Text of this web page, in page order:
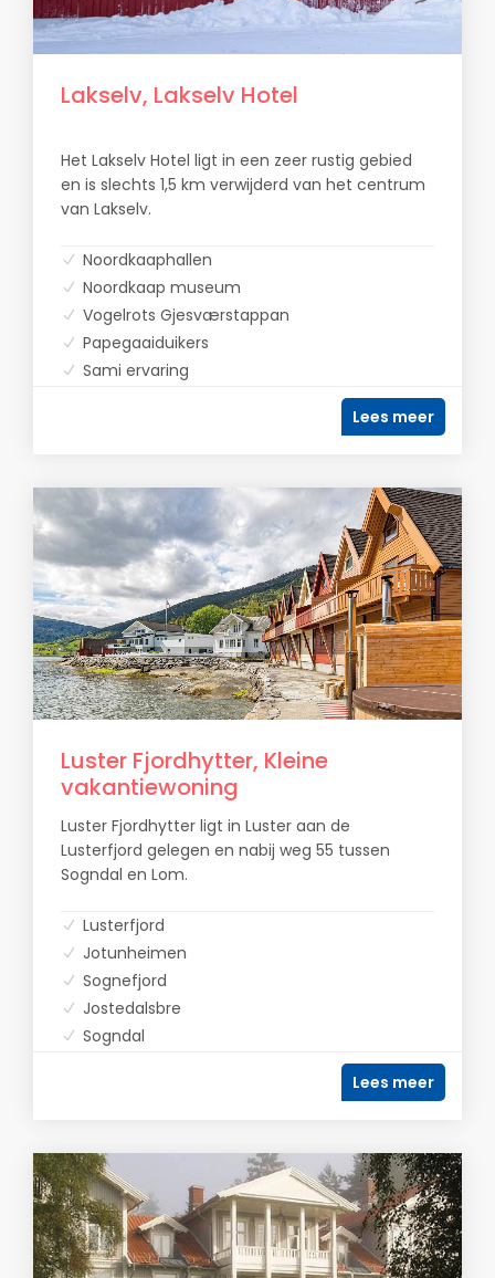
Lakselv, Lakselv Hotel
Het Lakselv Hotel ligt in een zeer rustig gebied
en is slechts 1,5 km verwijderd van het centrum
van Lakselv.
Noordkaaphallen
Noordkaap museum
Vogelrots Gjesværstappan
Papegaaiduikers
Sami ervaring
Lees meer
Luster Fjordhytter, Kleine
vakantiewoning
Luster Fjordhytter ligt in Luster aan de
Lusterfjord gelegen en nabij weg 55 tussen
Sogndal en Lom.
Lusterfjord
Jotunheimen
Sognefjord
Jostedalsbre
Sogndal
Lees meer